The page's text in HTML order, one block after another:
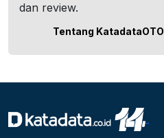
dan review.
Tentang KatadataOTO